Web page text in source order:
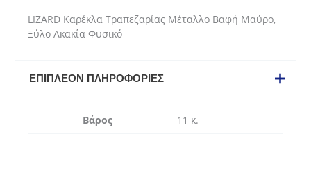
Ακακία
Φυσικό
LIZARD Καρέκλα Τραπεζαρίας Μέταλλο Βαφή Μαύρο,
Ξύλο Ακακία Φυσικό
ΕΠΙΠΛΈΟΝ ΠΛΗΡΟΦΟΡΊΕΣ
Βάρος 11 κ.